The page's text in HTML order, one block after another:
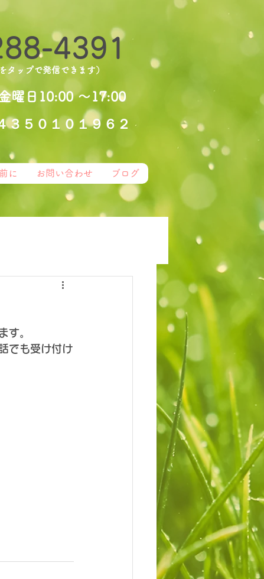
4391
タップで発信できます）
曜日10:00 〜17:00
３５０１０１９６２
に お問い合わせ ブログ
す。
でも受け付け